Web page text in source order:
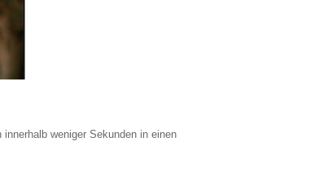
weniger Sekunden in einen